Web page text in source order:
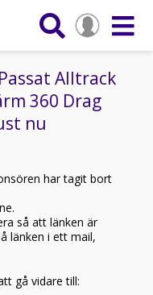
Alltrack
360 Drag
nu
har tagit bort
så att länken är
länken i ett mail,
gå vidare till: